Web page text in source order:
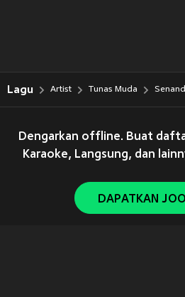
Lagu Artist Tunas Muda
Dengarkan offline. Buat
Karaoke, Langsung, dan
DAPATKAN